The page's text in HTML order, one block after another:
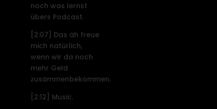
noch was lernst
übers Podcast.
[2:07]
Das äh freue
mich natürlich,
wenn wir da noch
mehr Geld
zusammenbekommen.
[2:12]
Music.